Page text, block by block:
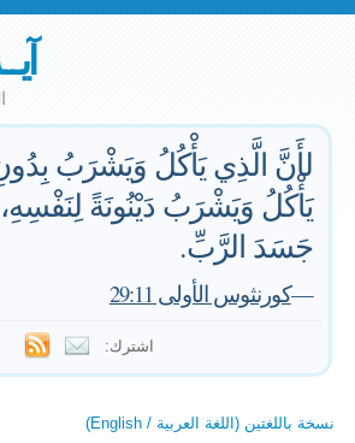
لأَنَّ الَّذِي يَأْكُلُ وَيَشْرَبُ
يَأْكُلُ وَيَشْرَبُ دَيْنُونَةً
جَسَدَ الرَّبِّ.
—كورنثوس الأولى 29:11
اشترك:
نسخة باللغتين (اللغة العربية / English)